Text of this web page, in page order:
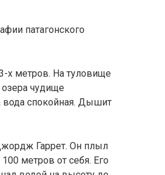
патагонского
х метров. На туловище
чудище
вода спокойная. Дышит
Гаррет. Он плыл
метров от себя. Его